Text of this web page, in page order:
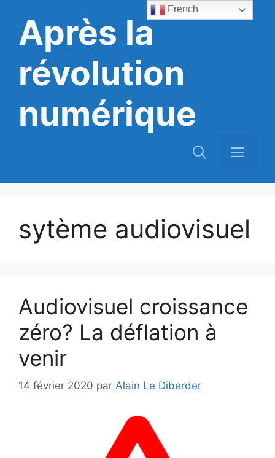
contenuAprès la
révolution
numérique
sytème audiovisuel
Audiovisuel croissance
zéro? La déflation à
venir
14 février 2020 par Alain Le Diberder
French